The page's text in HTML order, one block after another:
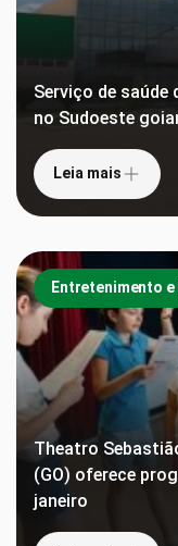
Serviço de saúde
no Sudoeste
Leia mais
Entretenimento e
Theatro
(GO) oferece
janeiro